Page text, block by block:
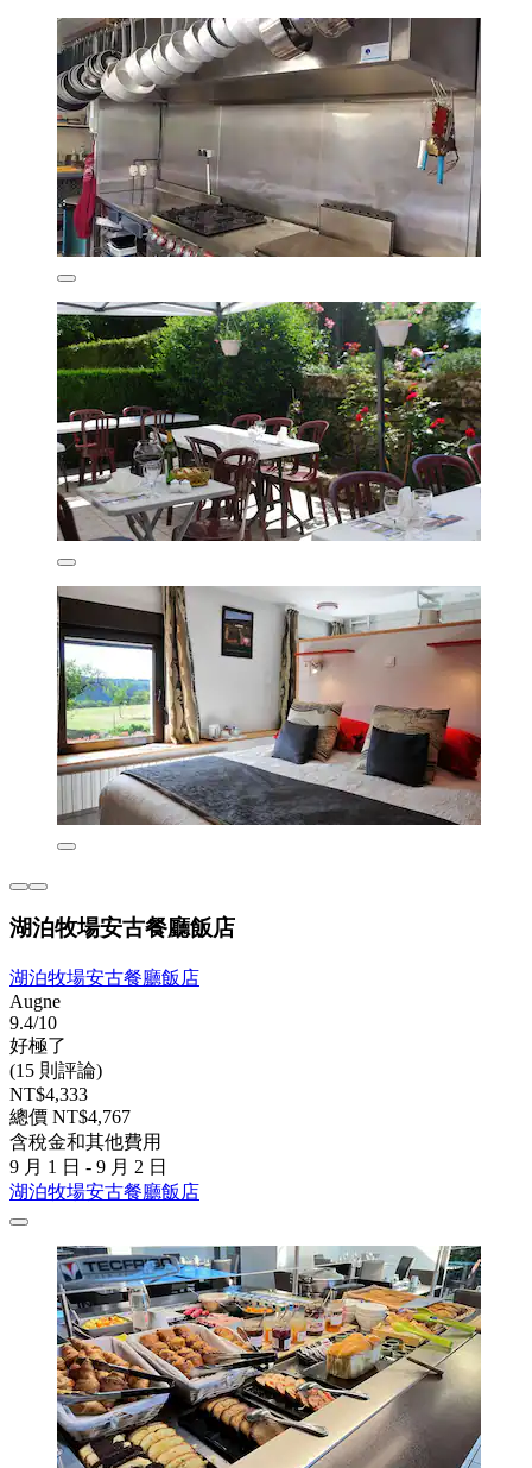
湖泊牧場安古餐廳飯店
湖泊牧場安古餐廳飯店
Augne
9.4/10
好極了
(15 則評論)
NT$4,333
總價 NT$4,767
含稅金和其他費用
9 月 1 日 - 9 月 2 日
湖泊牧場安古餐廳飯店